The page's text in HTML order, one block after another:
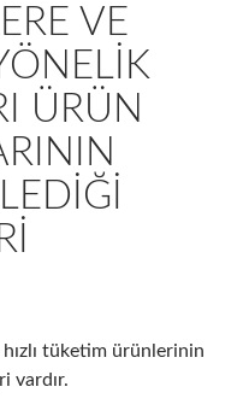
VE
ÜRÜN
tüketim ürünlerinin
vardır.
ve tüketicilere yönelik